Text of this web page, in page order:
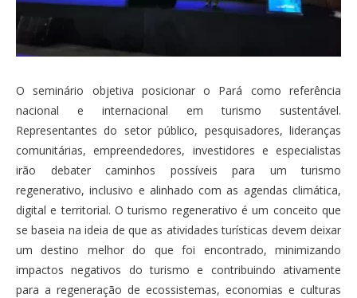
O seminário objetiva posicionar o Pará como referência
nacional e internacional em turismo sustentável.
Representantes do setor público, pesquisadores, lideranças
comunitárias, empreendedores, investidores e especialistas
irão debater caminhos possíveis para um turismo
regenerativo, inclusivo e alinhado com as agendas climática,
digital e territorial. O turismo regenerativo é um conceito que
se baseia na ideia de que as atividades turísticas devem deixar
um destino melhor do que foi encontrado, minimizando
impactos negativos do turismo e contribuindo ativamente
para a regeneração de ecossistemas, economias e culturas